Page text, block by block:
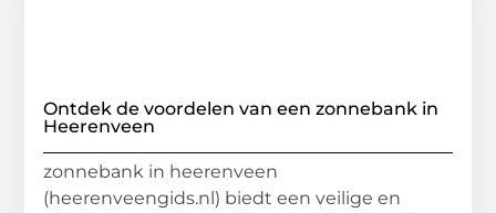
Ontdek de voordelen van een zonnebank in
Heerenveen
zonnebank in heerenveen
(heerenveengids.nl) biedt een veilige en